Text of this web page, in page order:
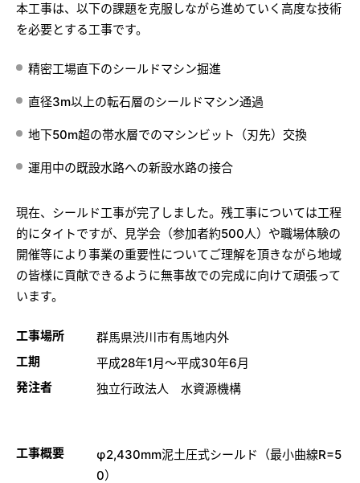
本工事は、以下の課題を克服しながら進めていく高度な技術
を必要とする工事です。
精密工場直下のシールドマシン掘進
直径3m以上の転石層のシールドマシン通過
地下50m超の帯水層でのマシンビット（刃先）交換
運用中の既設水路への新設水路の接合
現在、シールド工事が完了しました。残工事については工程
的にタイトですが、見学会（参加者約500人）や職場体験の
開催等により事業の重要性についてご理解を頂きながら地域
の皆様に貢献できるように無事故での完成に向けて頑張って
います。
工事場所
群馬県渋川市有馬地内外
工期
平成28年1月～平成30年6月
発注者
独立行政法人 水資源機構
工事概要
φ2,430mm泥土圧式シールド（最小曲線R=5
0）